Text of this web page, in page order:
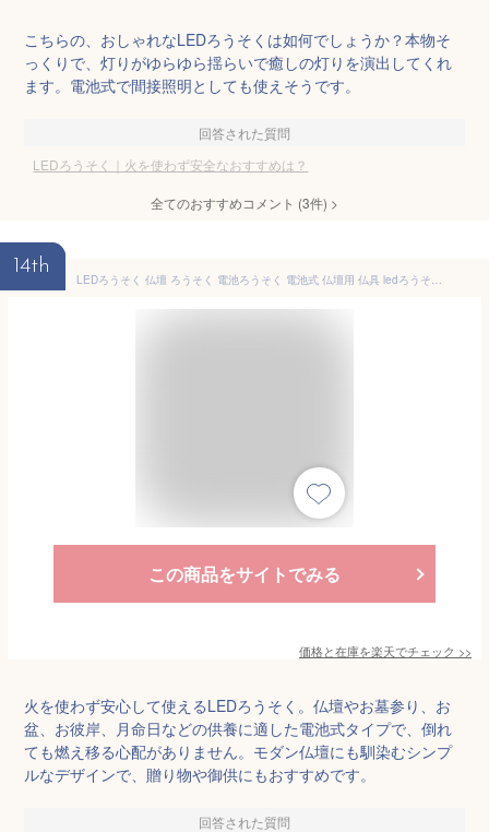
こちらの、おしゃれなLEDろうそくは如何でしょうか？本物そ
っくりで、灯りがゆらゆら揺らいで癒しの灯りを演出してくれ
ます。電池式で間接照明としても使えそうです。
回答された質問
LEDろうそく｜火を使わず安全なおすすめは？
全てのおすすめコメント (3件) >
14th
LEDろうそく 仏壇 ろうそく 電池ろうそく 電池式 仏壇用 仏具 ledろうそく ledローソク ローソク 安心 燃えない 白 花 LEDキャンドル ろーそく LEDろーそく ギフト 安心 安全 モダン仏壇 月命日 喪中 新盆見舞 御供 お墓参り お彼岸 お盆
この商品をサイトでみる
価格と在庫を楽天でチェック >>
火を使わず安心して使えるLEDろうそく。仏壇やお墓参り、お
盆、お彼岸、月命日などの供養に適した電池式タイプで、倒れ
ても燃え移る心配がありません。モダン仏壇にも馴染むシンプ
ルなデザインで、贈り物や御供にもおすすめです。
回答された質問